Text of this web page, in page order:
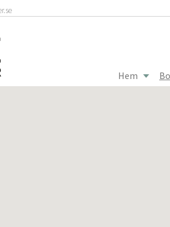
Hem